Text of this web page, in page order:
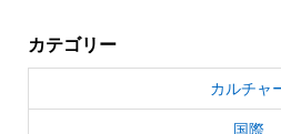
カテゴリー
カルチャ
国際